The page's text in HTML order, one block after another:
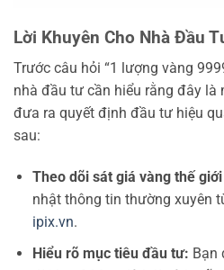
Lời Khuyên Cho Nhà Đầu
Trước câu hỏi “1 lượng vàng
nhà đầu tư cần hiểu rằng đây là
đưa ra quyết định đầu tư hiệu
sau:
Theo dõi sát giá vàng thế
nhật thông tin thường xuyên
ipix.vn.
Hiểu rõ mục tiêu đầu tư: Bạn